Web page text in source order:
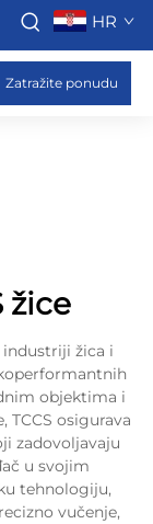
HR
Zatražite ponudu
žice
industriji žica i
objektima i
osigurava
zadovoljavaju
u svojim
tehnologiju,
vučenje,